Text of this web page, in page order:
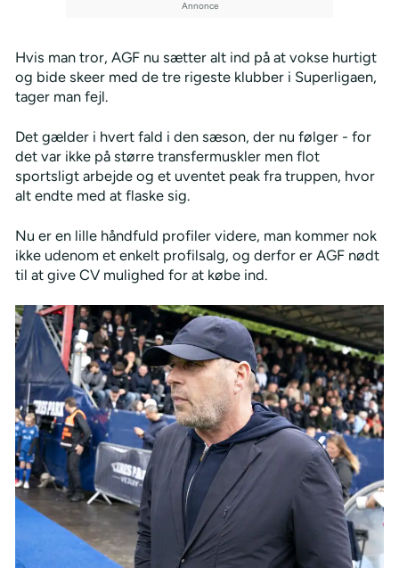
Hvis man tror, AGF nu sætter alt ind på at vokse hurtigt
og bide skeer med de tre rigeste klubber i Superligaen,
tager man fejl.
Det gælder i hvert fald i den sæson, der nu følger - for
det var ikke på større transfermuskler men flot
sportsligt arbejde og et uventet peak fra truppen, hvor
alt endte med at flaske sig.
Nu er en lille håndfuld profiler videre, man kommer nok
ikke udenom et enkelt profilsalg, og derfor er AGF nødt
til at give CV mulighed for at købe ind.